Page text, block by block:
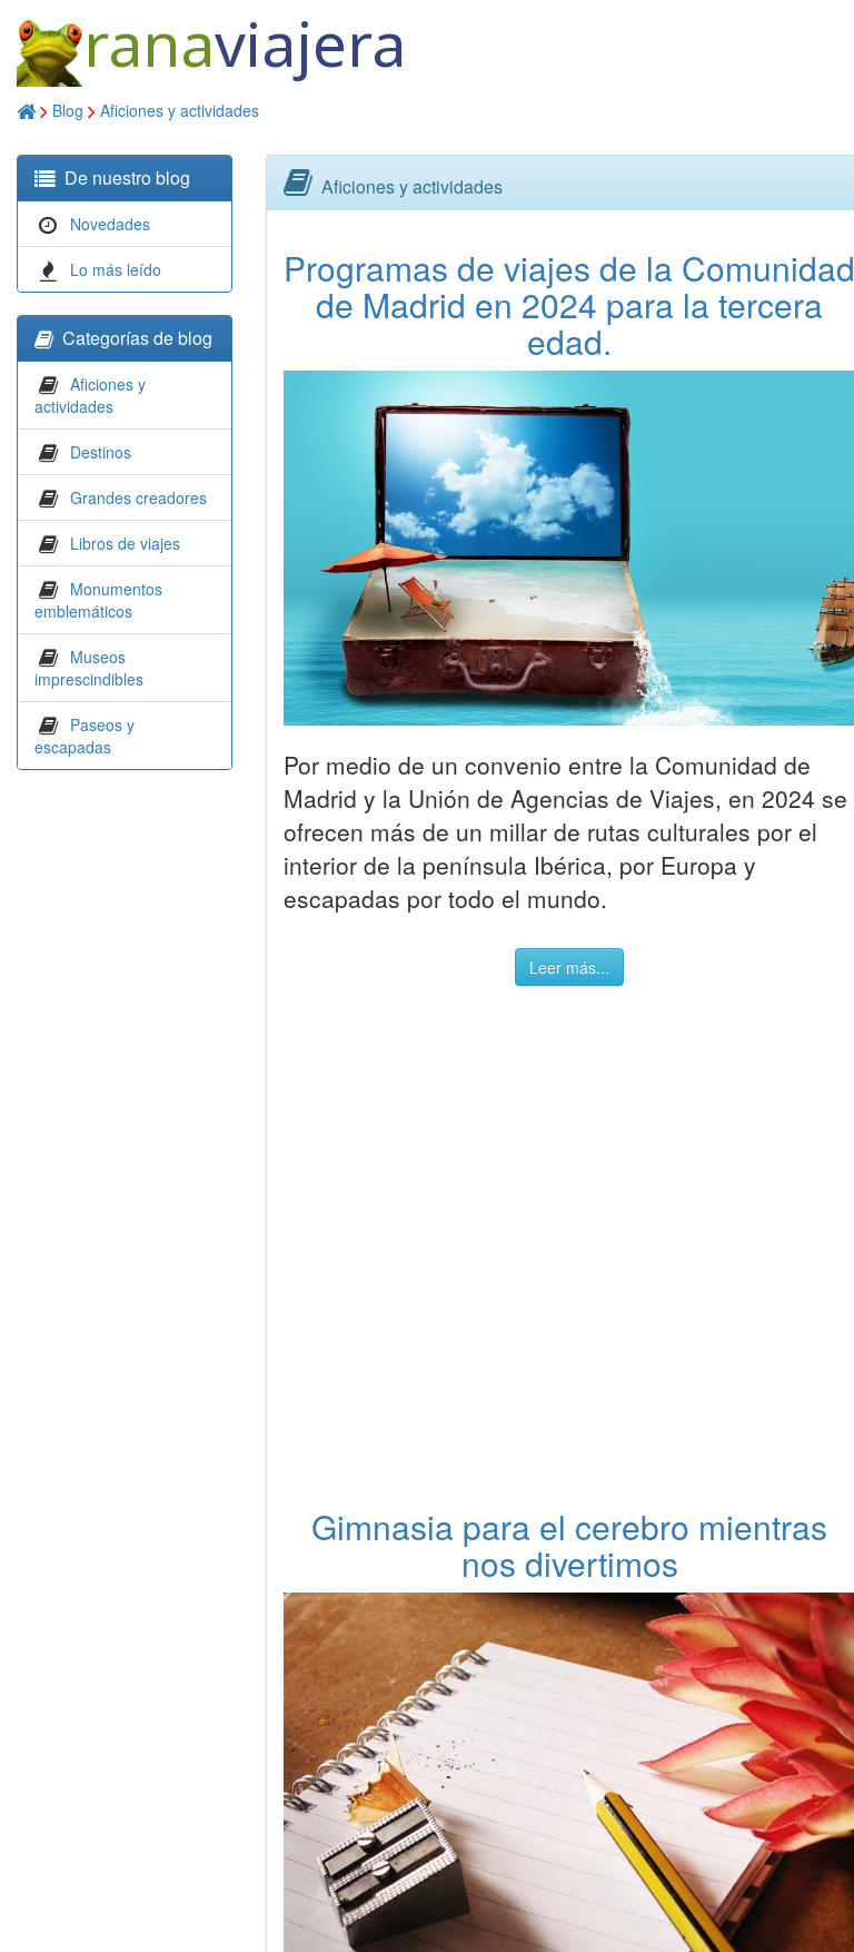
ranaviajera
Blog Aficiones y actividades
De nuestro blog
Novedades
Lo más leído
Categorías de blog
Aficiones y
actividades
Destinos
Grandes creadores
Libros de viajes
Monumentos
emblemáticos
Museos
imprescindibles
Paseos y
escapadas
Aficiones y actividades
Programas de viajes de la Comunidad
de Madrid en 2024 para la tercera
edad.
Por medio de un convenio entre la Comunidad de
Madrid y la Unión de Agencias de Viajes, en 2024 se
ofrecen más de un millar de rutas culturales por el
interior de la península Ibérica, por Europa y
escapadas por todo el mundo.
Leer más...
Gimnasia para el cerebro mientras
nos divertimos